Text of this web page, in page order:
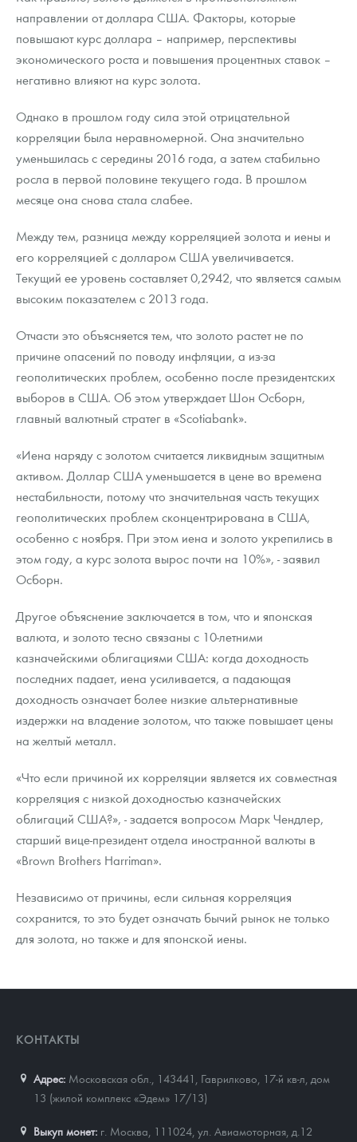
Жетоны "Необыкновенные обитатели глубин"
Ювелирные изделия
Русская нумизматика
Золотая карманная галерея
Наборы подарочных и коллекционных монет
Монеты и жетоны из недрагоценных металлов
Политика использования Cookies
Положение по обработке и защите персональных данных
направлении от доллара США. Факторы, которые
повышают курс доллара – например, перспективы
экономического роста и повышения процентных ставок –
негативно влияют на курс золота.
Однако в прошлом году сила этой отрицательной
корреляции была неравномерной. Она значительно
уменьшилась с середины 2016 года, а затем стабильно
росла в первой половине текущего года. В прошлом
месяце она снова стала слабее.
Между тем, разница между корреляцией золота и иены и
его корреляцией с долларом США увеличивается.
Текущий ее уровень составляет 0,2942, что является самым
высоким показателем с 2013 года.
Отчасти это объясняется тем, что золото растет не по
причине опасений по поводу инфляции, а из-за
геополитических проблем, особенно после президентских
выборов в США. Об этом утверждает Шон Осборн,
главный валютный стратег в «Scotiabank».
«Иена наряду с золотом считается ликвидным защитным
активом. Доллар США уменьшается в цене во времена
нестабильности, потому что значительная часть текущих
геополитических проблем сконцентрирована в США,
особенно с ноября. При этом иена и золото укрепились в
этом году, а курс золота вырос почти на 10%», - заявил
Осборн.
Другое объяснение заключается в том, что и японская
валюта, и золото тесно связаны с 10-летними
казначейскими облигациями США: когда доходность
последних падает, иена усиливается, а падающая
доходность означает более низкие альтернативные
издержки на владение золотом, что также повышает цены
на желтый металл.
«Что если причиной их корреляции является их совместная
корреляция с низкой доходностью казначейских
облигаций США?», - задается вопросом Марк Чендлер,
старший вице-президент отдела иностранной валюты в
«Brown Brothers Harriman».
Независимо от причины, если сильная корреляция
сохранится, то это будет означать бычий рынок не только
для золота, но также и для японской иены.
КОНТАКТЫ
Адрес: Московская обл., 143441
Гаврилково, 17-й кв-л, дом
13 (жилой комплекс «Эдем» 17/13)
Выкуп монет: г. Москва, 111024, ул. Авиамоторная, д.12